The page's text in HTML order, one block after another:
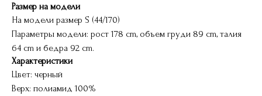
Размер на модели
На модели размер S (44/170)
Параметры модели: рост 178 cm, объем груди 89 cm, талия
64 cm и бедра 92 cm.
Характеристики
Цвет: черный
Верх: полиамид 100%